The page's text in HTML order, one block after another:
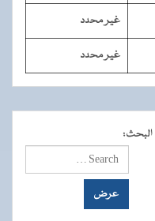
غير محدد
غير محدد
البحث: